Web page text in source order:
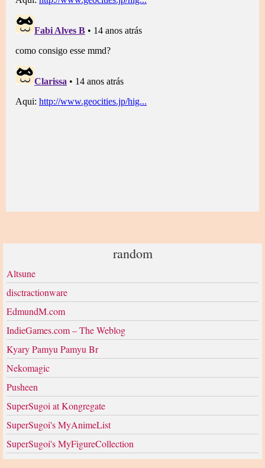
random
Altsune
disctractionware
EdmundM.com
IndieGames.com – The Weblog
Kyary Pamyu Pamyu Br
Nekomagic
Pusheen
SuperSugoi at Kongregate
SuperSugoi's MyAnimeList
SuperSugoi's MyFigureCollection